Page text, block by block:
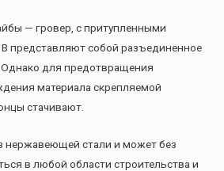
— гровер, с притупленными
представляют собой разъединенное
Однако для предотвращения
материала скрепляемой
стачивают.
нержавеющей стали и может без
в любой области строительства и